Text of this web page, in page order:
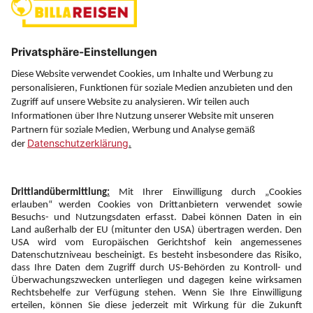
Über uns
Service
Information
Folgen Sie uns auf
Newsletter:
Anmelden